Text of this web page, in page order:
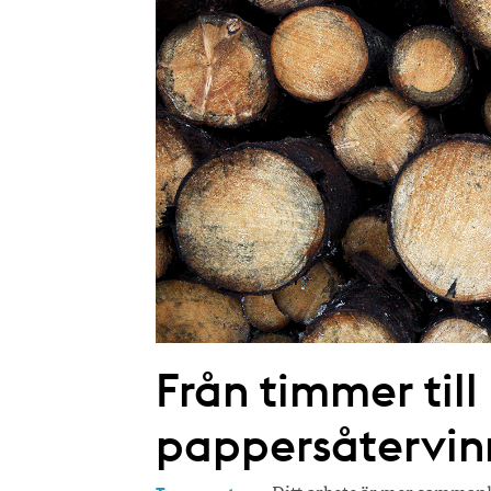
Från timmer till